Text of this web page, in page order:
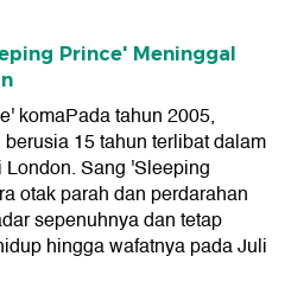
Prince' Meninggal
komaPada tahun 2005,
15 tahun terlibat dalam
Sang 'Sleeping
otak parah dan perdarahan
sepenuhnya dan tetap
hingga wafatnya pada Juli